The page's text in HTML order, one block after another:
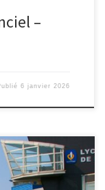
–
6 janvier 2026